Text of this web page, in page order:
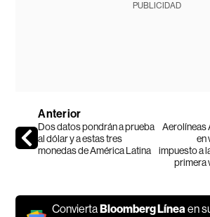
PUBLICIDAD
Anterior
Dos datos pondrán a prueba
al dólar y a estas tres
monedas de América Latina
Aerolíneas
en
impuesto a
primera
Convierta Bloomberg Líneaen